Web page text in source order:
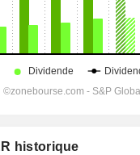
historique